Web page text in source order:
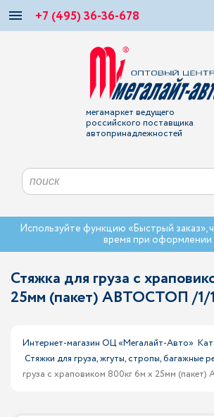
+7 (495) 36-36-678
мегамаркет ведущего
российского поставщика
автопринадлежностей
Используйте функцию «Быстрый заказ»,
время при оформлении
Стяжка для груза с
25мм (пакет) АВТОСТОП /1/
Интернет-магазин ОЦ «Мегалайт-Авто»
Стяжки для груза, жгуты, стропы, багажные
груза с храповиком 800кг 6м х 25мм